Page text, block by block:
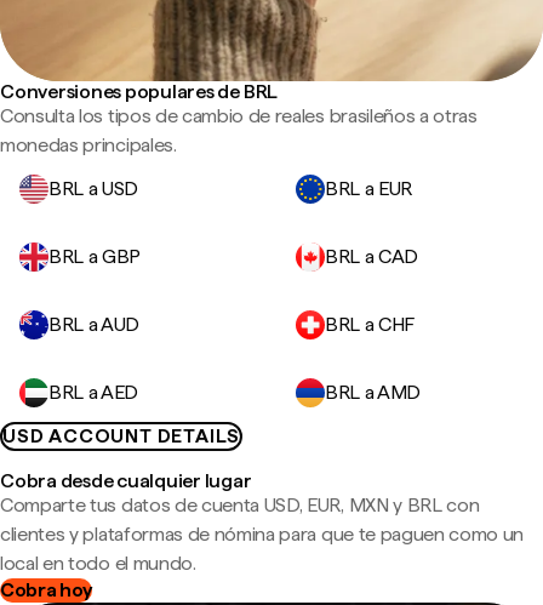
Conversiones populares de BRL
Consulta los tipos de cambio de reales brasileños a otras
monedas principales.
BRL a USD
BRL a EUR
BRL a GBP BRL a CAD
BRL a AUD BRL a CHF
BRL a AED
BRL a AMD
USD ACCOUNT DETAILS
Cobra desde cualquier lugar
Comparte tus datos de cuenta USD, EUR, MXN y BRL con
clientes y plataformas de nómina para que te paguen como un
local en todo el mundo.
Cobra hoy